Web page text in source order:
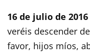
16 de julio de 2016
veréis descender
favor, hijos míos,